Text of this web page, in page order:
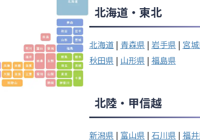
北海道・東北
北海道| 青森県 | 岩手県 | 宮
秋田県 | 山形県 | 福島県
北陸・甲信越
新潟県 | 富山県 | 石川県 | 福